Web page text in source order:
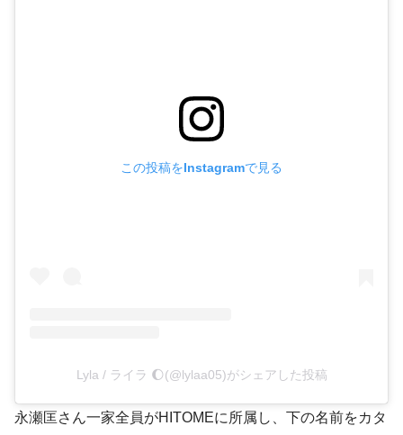
この投稿をInstagramで見る
Lyla / ライラ 🌔(@lylaa05)がシェアした投稿
永瀬匡さん一家全員がHITOMEに所属し、下の名前をカタ